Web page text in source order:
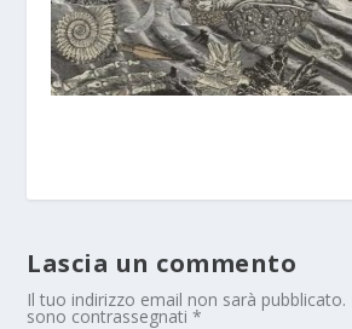
Lascia un commento
Il tuo indirizzo email non sarà pubblicato.
sono contrassegnati*